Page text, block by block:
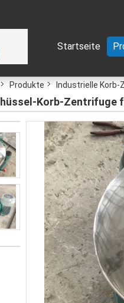
Startseite
Produkte Industrielle
Korb-Zentrifuge